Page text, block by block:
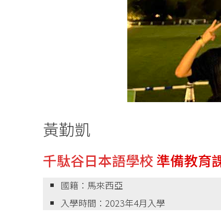
黃勤凱
千駄谷日本語學校 準備教育
國籍：馬來西亞
入學時間：2023年4月入學